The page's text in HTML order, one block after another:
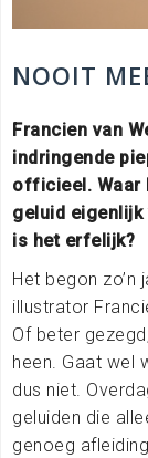
NOOIT
Francien van
indringende
officieel. Waar
geluid eigenlijk
is het erfelijk?
Het begon
illustrator
Of beter
heen. Gaat wel
dus niet.
geluiden die
genoeg